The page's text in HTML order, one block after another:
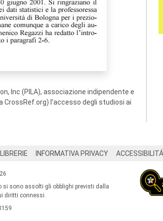
Inc (PILA), associazione indipendente e
l’accesso degli studiosi ai
LIBRERIE INFORMATIVA PRIVACY ACCESSIBILITÁ
si sono assolti gli obblighi previsti dalla
diritti connessi.